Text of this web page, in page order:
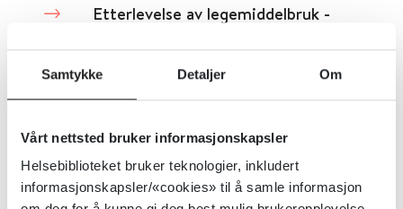
Samtykke Detaljer Om
Vårt nettsted bruker informasjonskapsler
Helsebiblioteket bruker teknologier, inkludert
informasjonskapsler/«cookies» til å samle informasjon
Etterlevelse av legemiddelbruk -
Norsk legemiddelhåndbok
Detaljer